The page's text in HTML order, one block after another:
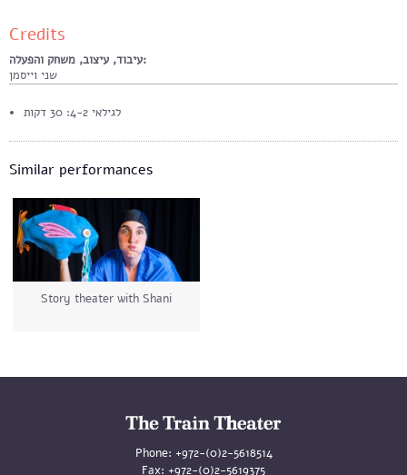
Credits
עיבוד, עיצוב, משחק והפעלה:
שני וייסמן
לגילאי 4-2: 30 דקות
Similar performances
Story theater with Shani
Phone: +972-(0)2-5618514
Fax: +972-(0)2-5619375